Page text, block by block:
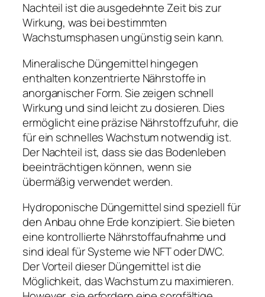
Nachteil ist die ausgedehnte Zeit bis zur
Wirkung, was bei bestimmten
Wachstumsphasen ungünstig sein kann.
Mineralische Düngemittel hingegen
enthalten konzentrierte Nährstoffe in
anorganischer Form. Sie zeigen schnell
Wirkung und sind leicht zu dosieren. Dies
ermöglicht eine präzise Nährstoffzufuhr, die
für ein schnelles Wachstum notwendig ist.
Der Nachteil ist, dass sie das Bodenleben
beeinträchtigen können, wenn sie
übermäßig verwendet werden.
Hydroponische Düngemittel sind speziell für
den Anbau ohne Erde konzipiert. Sie bieten
eine kontrollierte Nährstoffaufnahme und
sind ideal für Systeme wie NFT oder DWC.
Der Vorteil dieser Düngemittel ist die
Möglichkeit, das Wachstum zu maximieren.